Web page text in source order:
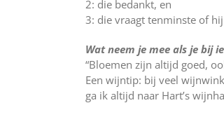
2: die bedankt, en
3: die vraagt tenminste of
Wat neem je mee als je bij
“Bloemen zijn altijd goed,
Een wijntip: bij veel
ga ik altijd naar Hart’s